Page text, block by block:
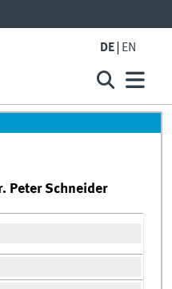
DE EN
Peter Schneider